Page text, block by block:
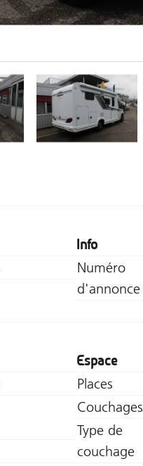
Info
Numéro
d'annonce
Espace
Places
Couchages
Type de
couchage